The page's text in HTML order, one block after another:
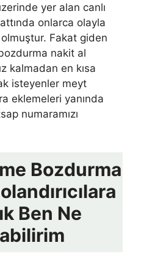
yer alan canlı
onlarca olayla
Fakat giden
nakit al
kalmadan en kısa
isteyenler meyt
eklemeleri yanında
numaramızı
Bozdurma
Ben Ne